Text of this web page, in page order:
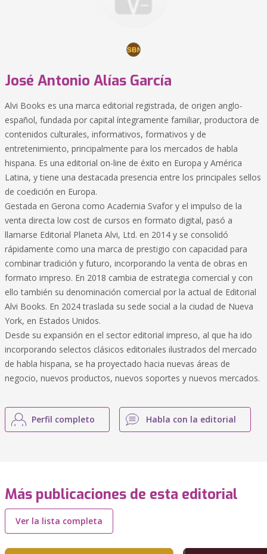
José Antonio Alías García
Alvi Books es una marca editorial registrada, de origen anglo-
español, fundada por capital íntegramente familiar, productora de
contenidos culturales, informativos, formativos y de
entretenimiento, principalmente para los mercados de habla
hispana. Es una editorial on-line de éxito en Europa y América
Latina, y tiene una destacada presencia entre los principales sellos
de coedición en Europa.
Gestada en Gerona como Academia Svafor y el impulso de la
venta directa low cost de cursos en formato digital, pasó a
llamarse Editorial Planeta Alvi, Ltd. en 2014 y se consolidó
rápidamente como una marca de prestigio con capacidad para
combinar tradición y futuro, incorporando la venta de obras en
formato impreso. En 2018 cambia de estrategia comercial y con
ello también su denominación comercial por la actual de Editorial
Alvi Books. En 2024 traslada su sede social a la ciudad de Nueva
York, en Estados Unidos.
Desde su expansión en el sector editorial impreso, al que ha ido
incorporando selectos clásicos editoriales ilustrados del mercado
de habla hispana, se ha proyectado hacia nuevas áreas de
negocio, nuevos productos, nuevos soportes y nuevos mercados.
Perfil completo Habla con la editorial
Más publicaciones de esta editorial
Ver la lista completa